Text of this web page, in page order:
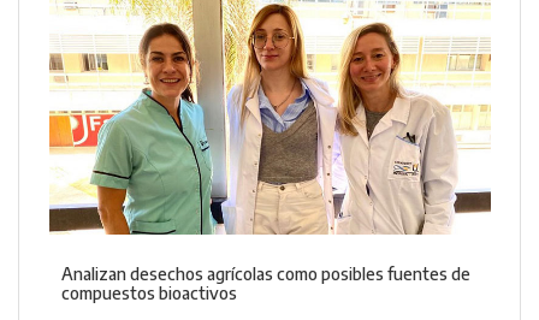
Analizan desechos agrícolas como posibles fuentes de
compuestos bioactivos